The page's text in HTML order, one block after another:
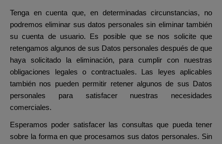
Tenga en cuenta que, en determinadas circunstancias, no
podremos eliminar sus datos personales sin eliminar también
su cuenta de usuario. Es posible que se nos solicite que
retengamos algunos de sus Datos personales después de que
haya solicitado la eliminación, para cumplir con nuestras
obligaciones legales o contractuales. Las leyes aplicables
también nos pueden permitir retener algunos de sus Datos
personales para satisfacer nuestras necesidades
comerciales.
Esperamos poder satisfacer las consultas que pueda tener
sobre la forma en que procesamos sus datos personales. Sin